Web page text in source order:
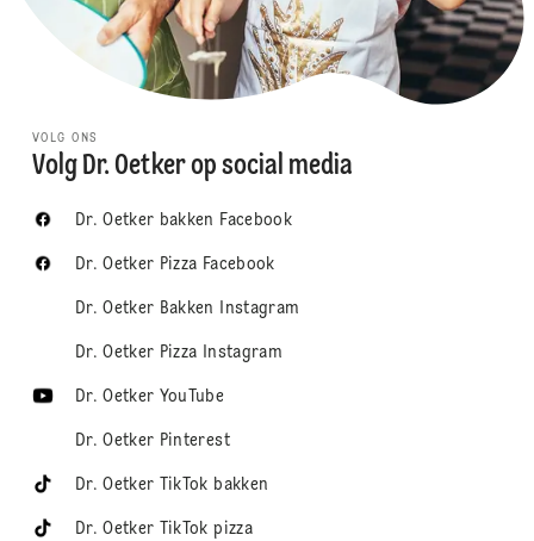
VOLG ONS
Volg Dr. Oetker op social media
Dr. Oetker bakken Facebook
Dr. Oetker Pizza Facebook
Dr. Oetker Bakken Instagram
Dr. Oetker Pizza Instagram
Dr. Oetker YouTube
Dr. Oetker Pinterest
Dr. Oetker TikTok bakken
Dr. Oetker TikTok pizza